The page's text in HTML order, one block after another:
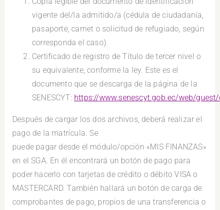
vigente del/la admitido/a (cédula de ciudadanía,
pasaporte, carnet o solicitud de refugiado, según
corresponda el caso).
Certificado de registro de Título de tercer nivel o
su equivalente, conforme la ley. Este es el
documento que se descarga de la página de la
SENESCYT: https://www.senescyt.gob.ec/web/
Después de cargar los dos archivos, deberá realizar el
pago de la matrícula. Se
puede pagar desde el módulo/opción «MIS FINANZAS»
en el SGA. En él encontrará un botón de pago para
poder hacerlo con tarjetas de crédito o débito VISA o
MASTERCARD. También hallará un botón de carga de
comprobantes de pago, propios de una transferencia o